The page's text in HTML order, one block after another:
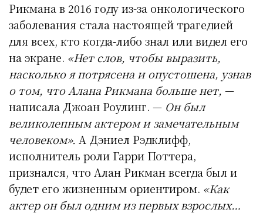
Рикмана в 2016 году из-за онкологического
заболевания стала настоящей трагедией
для всех, кто когда-либо знал или видел его
на экране. «Нет слов, чтобы выразить,
насколько я потрясена и опустошена, узнав
о том, что Алана Рикмана больше нет,—
написала Джоан Роулинг. — Он был
великолепным актером и замечательным
человеком». А Дэниел Рэдклифф,
исполнитель роли Гарри Поттера,
признался, что Алан Рикман всегда был и
будет его жизненным ориентиром. «Как
актер он был одним из первых взрослых…